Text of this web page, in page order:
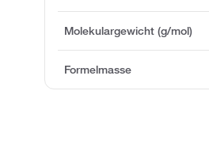
Molekulargewicht (g/mol)
Formelmasse